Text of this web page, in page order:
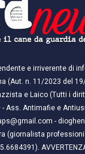
e irriverente di
(Aut. n. 11/2023 del
e Laico (Tutti i
Ass. Antimafie e
-
(giornalista